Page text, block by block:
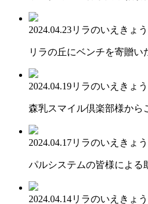
2024.04.23リラのいえ きょ
リラの丘にベンチを寄贈い
2024.04.19リラのいえ きょ
森乳スマイル倶楽部様から
2024.04.17リラのいえ きょ
パルシステムの皆様による
2024.04.14リラのいえ きょ